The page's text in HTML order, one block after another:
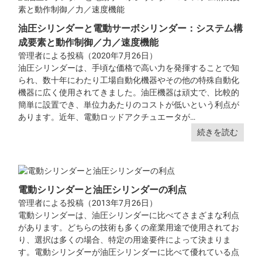
油圧シリンダーと電動サーボシリンダー：システム構
成要素と動作制御／力／速度機能
管理者による投稿（2020年7月26日）
油圧シリンダーは、手頃な価格で高い力を発揮することで知
られ、数十年にわたり工場自動化機器やその他の特殊自動化
機器に広く使用されてきました。油圧機器は頑丈で、比較的
簡単に設置でき、単位力あたりのコストが低いという利点が
あります。近年、電動ロッドアクチュエータが…
続きを読む
電動シリンダーと油圧シリンダーの利点
管理者による投稿（2013年7月26日）
電動シリンダーは、油圧シリンダーに比べてさまざまな利点
があります。どちらの技術も多くの産業用途で使用されてお
り、選択は多くの場合、特定の用途要件によって決まりま
す。電動シリンダーが油圧シリンダーに比べて優れている点